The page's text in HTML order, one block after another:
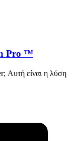
Pro ™
Αυτή είναι η λύση